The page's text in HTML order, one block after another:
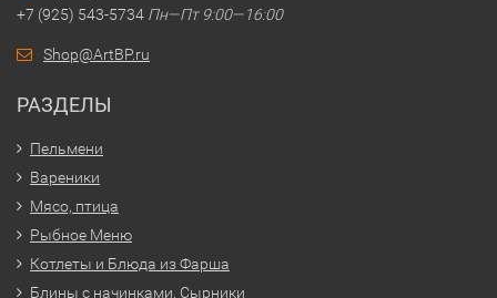
+7 (925) 543-5734 Пн—Пт 9:00—16:00
Shop@ArtBP.ru
РАЗДЕЛЫ
Пельмени
Вареники
Мясо, птица
Рыбное Меню
Котлеты и Блюда из Фарша
Блины с начинками, Сырники